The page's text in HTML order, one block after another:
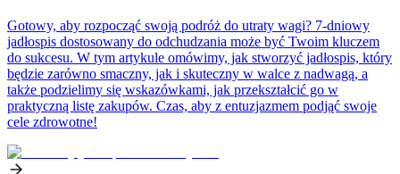
Gotowy, aby rozpocząć swoją podróż do utraty wagi? 7-dniowy
jadłospis dostosowany do odchudzania może być Twoim kluczem
do sukcesu. W tym artykule omówimy, jak stworzyć jadłospis, który
będzie zarówno smaczny, jak i skuteczny w walce z nadwagą, a
także podzielimy się wskazówkami, jak przekształcić go w
praktyczną listę zakupów. Czas, aby z entuzjazmem podjąć swoje
cele zdrowotne!